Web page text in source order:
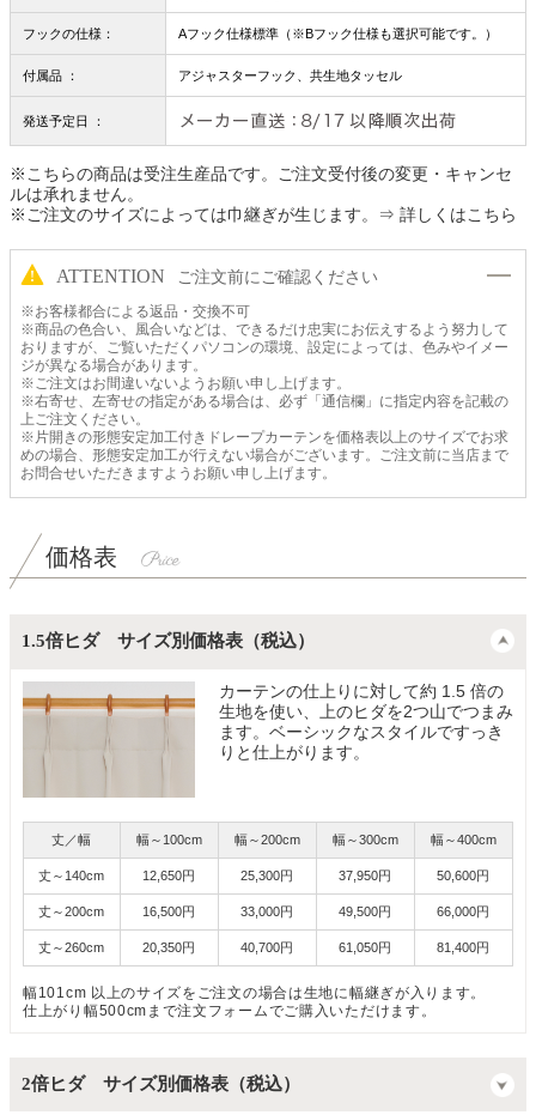
フックの仕様： Aフック仕様標準（※Bフック仕様も選択可能です。）
付属品 ： アジャスターフック、共生地タッセル
発送予定日 ：
※こちらの商品は受注生産品です。ご注文受付後の変更・キャンセ
ルは承れません。
※ご注文のサイズによっては巾継ぎが生じます。
⇒ 詳しくはこちら
ATTENTION ご注文前にご確認ください
※お客様都合による返品・交換不可
※商品の色合い、風合いなどは、できるだけ忠実にお伝えするよう努力して
おりますが、ご覧いただくパソコンの環境、設定によっては、色みやイメー
ジが異なる場合があります。
※ご注文はお間違いないようお願い申し上げます。
※右寄せ、左寄せの指定がある場合は、必ず「通信欄」に指定内容を記載の
上ご注文ください。
※片開きの形態安定加工付きドレープカーテンを価格表以上のサイズでお求
めの場合、形態安定加工が行えない場合がございます。ご注文前に当店まで
お問合せいただきますようお願い申し上げます。
価格表
1.5倍ヒダ サイズ別価格表（税込）
カーテンの仕上りに対して約 1.5 倍の
生地を使い、上のヒダを2つ山でつまみ
ます。ベーシックなスタイルですっき
りと仕上がります。
丈／幅
丈～140cm
丈～200cm
丈～260cm
幅～100cm
12,650円
16,500円
20,350円
幅～200cm
25,300円
33,000円
40,700円
幅～300cm
37,950円
49,500円
61,050円
幅～400cm
50,600円
66,000円
81,400円
幅101cm 以上のサイズをご注文の場合は生地に幅継ぎが入ります。
仕上がり幅500cmまで注文フォームでご購入いただけます。
2倍ヒダ サイズ別価格表（税込）